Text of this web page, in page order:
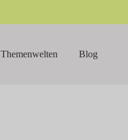
Themenwelten Blog